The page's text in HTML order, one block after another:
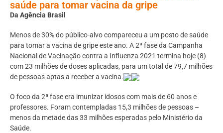
saúde para tomar vacina da gripe
Da Agência Brasil
Menos de 30% do público-alvo compareceu a um posto de saúde
para tomar a vacina de gripe este ano. A 2ª fase da Campanha
Nacional de Vacinação contra a Influenza 2021 termina hoje (8)
com 23 milhões de doses aplicadas, para um total de 79,7 milhões
de pessoas aptas a receber a vacina.
O foco da 2ª fase era imunizar idosos com mais de 60 anos e
professores. Foram contempladas 15,3 milhões de pessoas –
menos da metade das 33 milhões esperadas pelo Ministério da
Saúde.